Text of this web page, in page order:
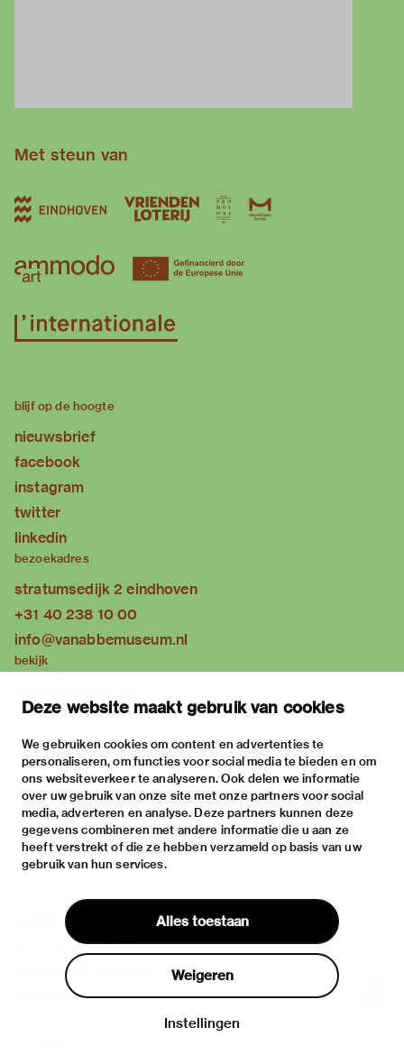
Deze website maakt gebruik van cookies
We gebruiken cookies om content en advertenties te
personaliseren, om functies voor social media te bieden en om
ons websiteverkeer te analyseren. Ook delen we informatie
over uw gebruik van onze site met onze partners voor social
media, adverteren en analyse. Deze partners kunnen deze
gegevens combineren met andere informatie die u aan ze
heeft verstrekt of die ze hebben verzameld op basis van uw
gebruik van hun services.
Alles toestaan
Weigeren
Instellingen
Met steun van
blijf op de hoogte
nieuwsbrief
facebook
instagram
twitter
linkedin
bezoekadres
stratumsedijk 2 eindhoven
+31 40 238 10 00
info@vanabbemuseum.nl
bekijk
activiteiten
praktische informatie
over
het museum
de collectie
fondsen & partners
huisregels
privacy & cookies
disclaimer & colofon
digitoegankelijkheid